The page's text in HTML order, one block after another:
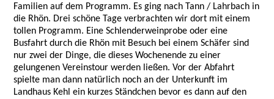
Familien auf dem Programm. Es ging nach Tann / Lahrbach in
die Rhön. Drei schöne Tage verbrachten wir dort mit einem
tollen Programm. Eine Schlenderweinprobe oder eine
Busfahrt durch die Rhön mit Besuch bei einem Schäfer sind
nur zwei der Dinge, die dieses Wochenende zu einer
gelungenen Vereinstour werden ließen. Vor der Abfahrt
spielte man dann natürlich noch an der Unterkunft im
Landhaus Kehl ein kurzes Ständchen bevor es dann auf den